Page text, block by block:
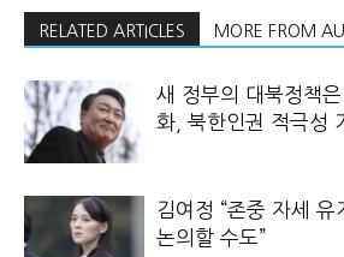
RELATED ARTICLES MORE FROM
새 정부의 대북정책
화, 북한인권 적극성
김여정 “존중 자세
논의할 수도”